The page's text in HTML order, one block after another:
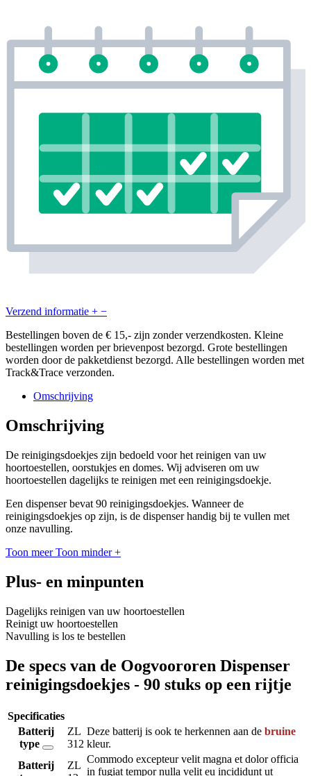
Verzend informatie + −
Bestellingen boven de € 15,- zijn zonder verzendkosten. Kleine
bestellingen worden per brievenpost bezorgd. Grote bestellingen
worden door de pakketdienst bezorgd. Alle bestellingen worden met
Track&Trace verzonden.
Omschrijving
Omschrijving
De reinigingsdoekjes zijn bedoeld voor het reinigen van uw
hoortoestellen, oorstukjes en domes. Wij adviseren om uw
hoortoestellen dagelijks te reinigen met een reinigingsdoekje.
Een dispenser bevat 90 reinigingsdoekjes. Wanneer de
reinigingsdoekjes op zijn, is de dispenser handig bij te vullen met
onze navulling.
Toon meer Toon minder +
Plus- en minpunten
Dagelijks reinigen van uw hoortoestellen
Reinigt uw hoortoestellen
Navulling is los te bestellen
De specs van de Oogvoororen Dispenser
reinigingsdoekjes - 90 stuks op een rijtje
Specificaties
Batterij
type
ZL
312
Deze batterij is ook te herkennen aan de bruine
kleur.
Batterij
ZL
Commodo excepteur velit magna et dolor officia
in fugiat tempor nulla velit eu incididunt ut